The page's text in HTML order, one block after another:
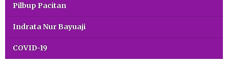
Pilbup Pacitan
Indrata Nur Bayuaji
COVID-19